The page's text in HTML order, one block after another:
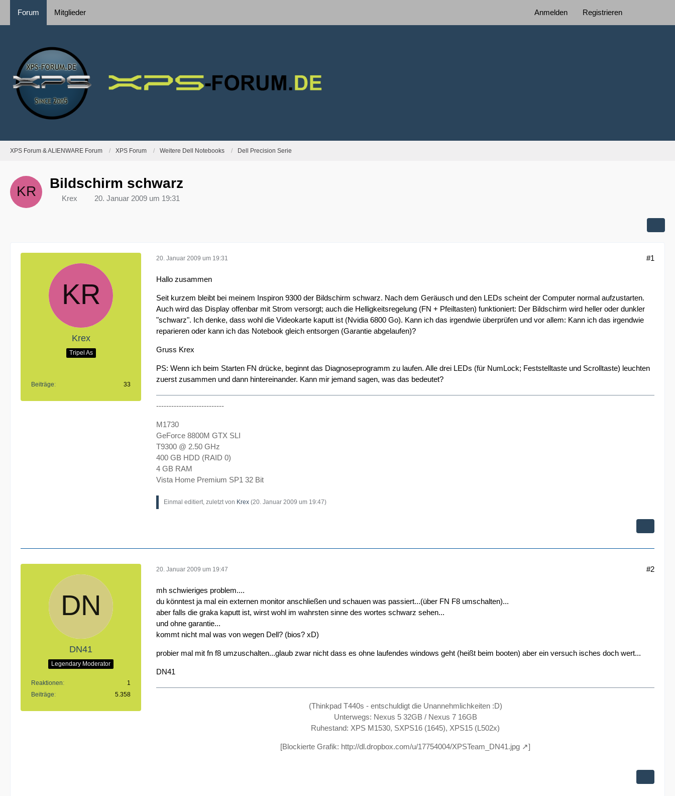
Forum Mitglieder Anmelden Registrieren
XPS Forum & ALIENWARE Forum XPS Forum Weitere Dell Notebooks Dell Precision Serie
Bildschirm schwarz
Krex 20. Januar 2009 um 19:31
Krex
Tripel As
Beiträge 33
20. Januar 2009 um 19:31 #1
Hallo zusammen
Seit kurzem bleibt bei meinem Inspiron 9300 der Bildschirm schwarz. Nach dem Geräusch und den LEDs scheint der Computer normal aufzustarten.
Auch wird das Display offenbar mit Strom versorgt; auch die Helligkeitsregelung (FN + Pfeiltasten) funktioniert: Der Bildschirm wird heller oder dunkler
"schwarz". Ich denke, dass wohl die Videokarte kaputt ist (Nvidia 6800 Go). Kann ich das irgendwie überprüfen und vor allem: Kann ich das irgendwie
reparieren oder kann ich das Notebook gleich entsorgen (Garantie abgelaufen)?
Gruss Krex
PS: Wenn ich beim Starten FN drücke, beginnt das Diagnoseprogramm zu laufen. Alle drei LEDs (für NumLock; Feststelltaste und Scrolltaste) leuchten
zuerst zusammen und dann hintereinander. Kann mir jemand sagen, was das bedeutet?
---------------------------
M1730
GeForce 8800M GTX SLI
T9300 @ 2.50 GHz
400 GB HDD (RAID 0)
4 GB RAM
Vista Home Premium SP1 32 Bit
Einmal editiert, zuletzt von Krex (20. Januar 2009 um 19:47)
DN41
Legendary Moderator
Reaktionen
1
Beiträge
5.358
20. Januar 2009 um 19:47 #2
mh schwieriges problem....
du könntest ja mal ein externen monitor anschließen und schauen was passiert...(über FN F8 umschalten)...
aber falls die graka kaputt ist, wirst wohl im wahrsten sinne des wortes schwarz sehen...
und ohne garantie...
kommt nicht mal was von wegen Dell? (bios? xD)
probier mal mit fn f8 umzuschalten...glaub zwar nicht dass es ohne laufendes windows geht (heißt beim booten) aber ein versuch isches doch wert...
DN41
(Thinkpad T440s - entschuldigt die Unannehmlichkeiten :D)
Unterwegs: Nexus 5 32GB / Nexus 7 16GB
Ruhestand: XPS M1530, SXPS16 (1645), XPS15 (L502x)
[Blockierte Grafik: http://dl.dropbox.com/u/17754004/XPSTeam_DN41.jpg ]